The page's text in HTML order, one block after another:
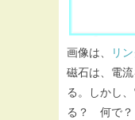
画像は、 リ
磁石は、電
る。しかし
る？ 何で？